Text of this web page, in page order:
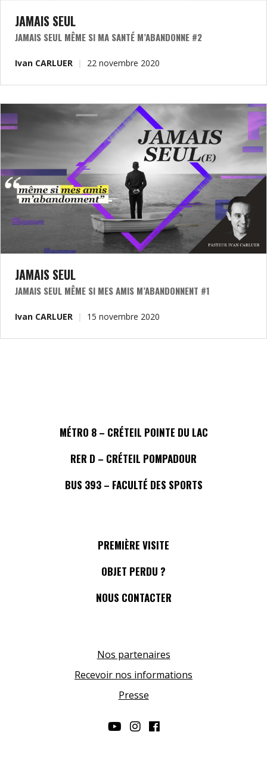
JAMAIS SEUL
JAMAIS SEUL MÊME SI MA SANTÉ M’ABANDONNE #2
Ivan CARLUER 22 novembre 2020
JAMAIS SEUL
JAMAIS SEUL MÊME SI MES AMIS M’ABANDONNENT #1
Ivan CARLUER 15 novembre 2020
MÉTRO 8 – CRÉTEIL POINTE DU LAC
RER D – CRÉTEIL POMPADOUR
BUS 393 – FACULTÉ DES SPORTS
PREMIÈRE VISITE
OBJET PERDU ?
NOUS CONTACTER
Nos partenaires
Recevoir nos informations
Presse